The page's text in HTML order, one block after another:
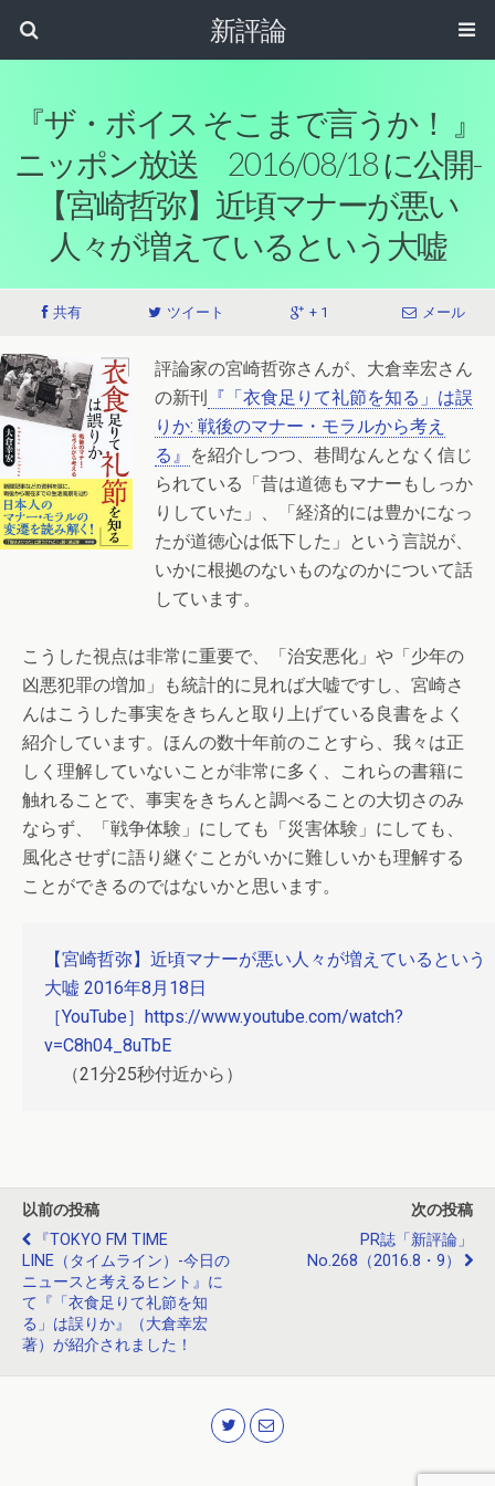
新評論
『ザ・ボイス そこまで言うか！ 』
ニッポン放送 2016/08/18 に公開-
【宮崎哲弥】近頃マナーが悪い
人々が増えているという大嘘
共有 ツイート + 1 メール
評論家の宮崎哲弥さんが、大倉幸宏さん
の新刊 『「衣食足りて礼節を知る」は誤
りか: 戦後のマナー・モラルから考え
る』 を紹介しつつ、巷間なんとなく信じ
られている「昔は道徳もマナーもしっか
りしていた」、「経済的には豊かになっ
たが道徳心は低下した」という言説が、
いかに根拠のないものなのかについて話
しています。
こうした視点は非常に重要で、「治安悪化」や「少年の
凶悪犯罪の増加」も統計的に見れば大嘘ですし、宮崎さ
んはこうした事実をきちんと取り上げている良書をよく
紹介しています。ほんの数十年前のことすら、我々は正
しく理解していないことが非常に多く、これらの書籍に
触れることで、事実をきちんと調べることの大切さのみ
ならず、「戦争体験」にしても「災害体験」にしても、
風化させずに語り継ぐことがいかに難しいかも理解する
ことができるのではないかと思います。
【宮崎哲弥】近頃マナーが悪い人々が増えているという
大嘘 2016年8月18日
［YouTube］https://www.youtube.com/watch?
v=C8h04_8uTbE
（21分25秒付近から）
以前の投稿
『TOKYO FM TIME
LINE（タイムライン）-今日の
ニュースと考えるヒント』に
て『「衣食足りて礼節を知
る」は誤りか』（大倉幸宏
著）が紹介されました！
次の投稿
PR誌「新評論」
No.268（2016.8・9）